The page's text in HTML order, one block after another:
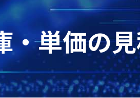
・単価の